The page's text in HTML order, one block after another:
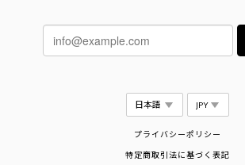
プライバシーポリシー
特定商取引法に基づく表記